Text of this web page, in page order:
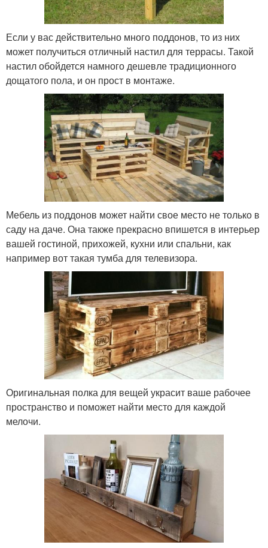
Если у вас действительно много поддонов, то из них
может получиться отличный настил для террасы. Такой
настил обойдется намного дешевле традиционного
дощатого пола, и он прост в монтаже.
Мебель из поддонов может найти свое место не только в
саду на даче. Она также прекрасно впишется в интерьер
вашей гостиной, прихожей, кухни или спальни, как
например вот такая тумба для телевизора.
Оригинальная полка для вещей украсит ваше рабочее
пространство и поможет найти место для каждой
мелочи.